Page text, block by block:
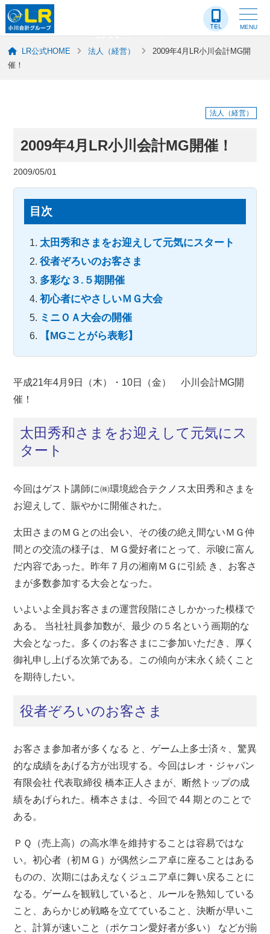
MENU
LR-ブログ
LR公式HOME 法人（経営）
2009年4月LR小川会計MG開
催！
法人（経営）
2009年4月LR小川会計MG開催！
2009/05/01
目次
太田秀和さまをお迎えして元気にスタート
役者ぞろいのお客さま
多彩な３.５期開催
初心者にやさしいＭＧ大会
ミニＯＡ大会の開催
【MGことがら表彰】
平成21年4月9日（木）・10日（金） 小川会計MG開
催！
太田秀和さまをお迎えして元気にス
タート
今回はゲスト講師に㈱環境総合テクノス太田秀和さまを
お迎えして、賑やかに開催された。
太田さまのＭＧとの出会い、その後の絶え間ないＭＧ仲
間との交流の様子は、ＭＧ愛好者にとって、示唆に富ん
だ内容であった。昨年７月の湘南ＭＧに引続 き、お客さ
まが多数参加する大会となった。
いよいよ全員お客さまの運営段階にさしかかった模様で
ある。 当社社員参加数が、最少 の５名という画期的な
大会となった。多くのお客さまにご参加いただき、厚く
御礼申し上げる次第である。この傾向が末永く続くこと
を期待したい。
役者ぞろいのお客さま
お客さま参加者が多くなる と、ゲーム上多士済々、驚異
的な成績をあげる方が出現する。今回はレオ・ジャパン
有限会社 代表取締役 橋本正人さまが、断然トップの成
績をあげられた。橋本さまは、今回で 44 期とのことで
ある。
ＰＱ（売上高）の高水準を維持することは容易ではな
い。初心者（初ＭＧ）が偶然シニア卓に座ることはある
ものの、次期にはあえなくジュニア卓に舞い戻ることに
なる。ゲームを観戦していると、ルールを熟知している
こと、あらかじめ戦略を立てていること、決断が早いこ
と、計算が速いこと（ポケコン愛好者が多い） などが揃